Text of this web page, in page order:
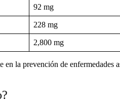
92 mg
228 mg
2,800 mg
en la prevención de enfermedades